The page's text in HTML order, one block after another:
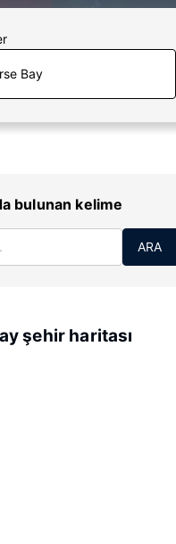
bulunan kelime
ARA
şehir haritası